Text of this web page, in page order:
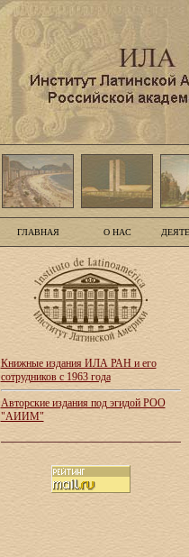
ГЛАВНАЯ О НАС
Книжные издания ИЛА РАН и его
сотрудников с 1963 года
Авторские издания под эгидой РОО
"АИИМ"